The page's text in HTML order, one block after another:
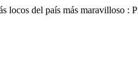
locos del país más maravilloso :